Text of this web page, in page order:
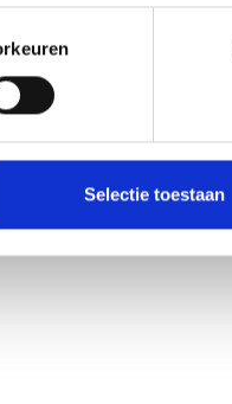
Selectie toestaan
Filters